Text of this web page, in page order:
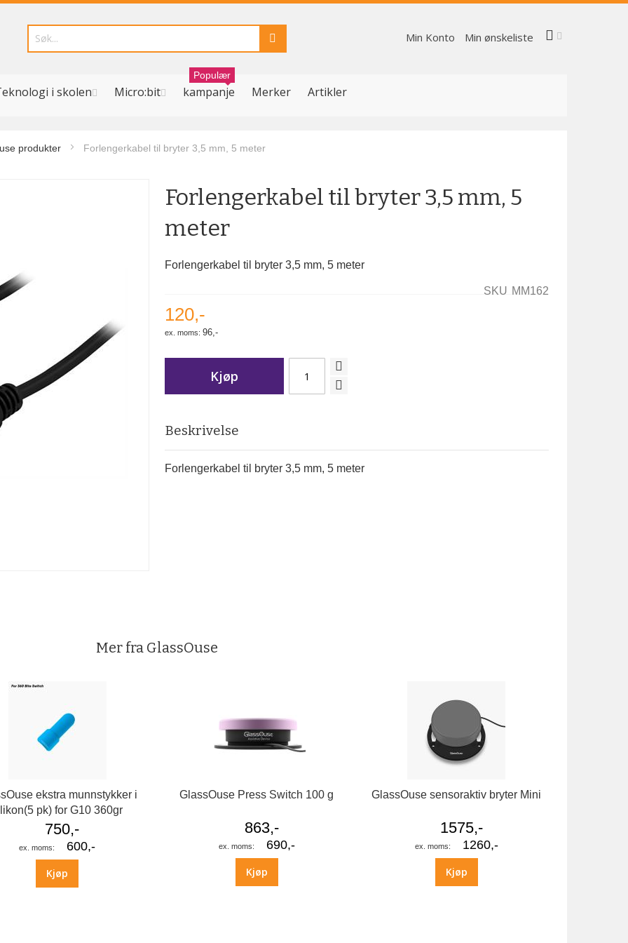
Min Konto Min ønskeliste
i skolen Micro:bit kampanje
Populær
Merker Artikler
produkter Forlengerkabel til bryter 3,5 mm, 5 meter
Forlengerkabel til bryter 3,5 mm, 5
meter
Forlengerkabel til bryter 3,5 mm, 5 meter
SKU MM162
120,-
96,-
Kjøp
Beskrivelse
Forlengerkabel til bryter 3,5 mm, 5 meter
Mer fra GlassOuse
ekstra munnstykker i
pk) for G10 360gr
750,-
600,-
Kjøp
GlassOuse Press Switch 100 g
863,-
690,-
Kjøp
GlassOuse sensoraktiv bryter Mini
1575,-
1260,-
Kjøp